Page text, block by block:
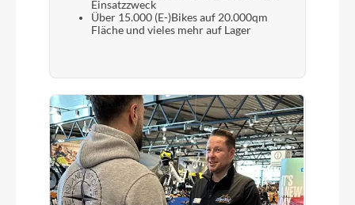
Laufradgröße
28"
Gepäckträger
Einsatzzweck
Über 15.000 (E-)Bikes auf 20.000qm
Fläche und vieles mehr auf Lager